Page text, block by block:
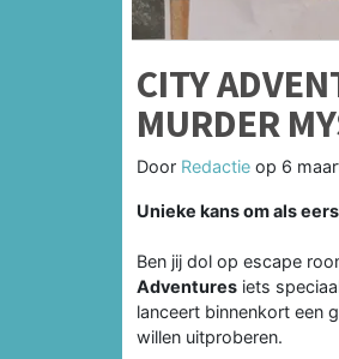
CITY
MURDER
Door Redactie op 6
Unieke kans om als
Ben jij dol op escape
Adventures iets
lanceert binnenkort een
willen uitproberen.